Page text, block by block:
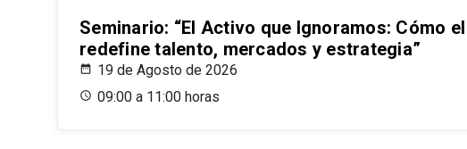
Seminario: “El Activo que Ignoramos: Cómo
redefine talento, mercados y estrategia”
19 de Agosto de 2026
09:00 a 11:00 horas